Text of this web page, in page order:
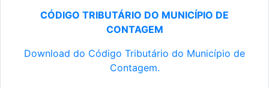
CÓDIGO TRIBUTÁRIO DO MUNICÍPIO DE
CONTAGEM
Download do Código Tributário do Município de
Contagem.